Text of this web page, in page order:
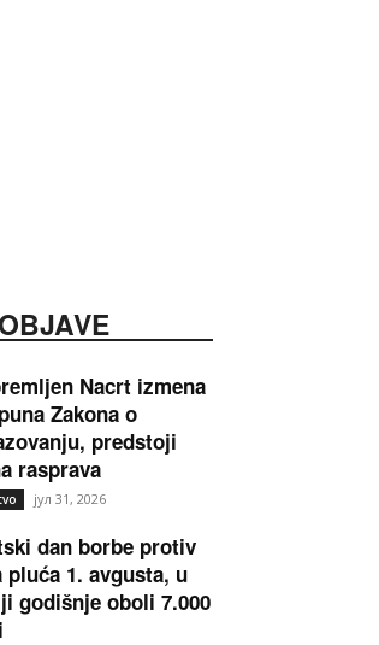
Nacrt izmena
Zakona o
predstoji
rasprava
јул 31, 2026
dan borbe protiv
pluća 1. avgusta, u
godišnje oboli 7.000